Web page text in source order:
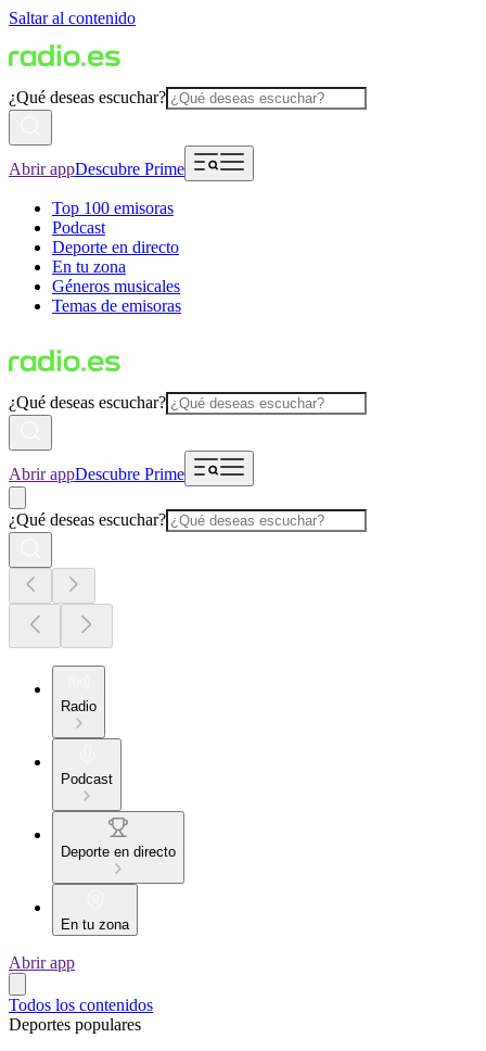
Saltar al contenido
¿Qué deseas escuchar?
Abrir appDescubre Prime
Top 100 emisoras
Podcast
Deporte en directo
En tu zona
Géneros musicales
Temas de emisoras
¿Qué deseas escuchar?
Abrir appDescubre Prime
¿Qué deseas escuchar?
Radio
Podcast
Deporte en directo
En tu zona
Abrir app
Todos los contenidos
Deportes populares